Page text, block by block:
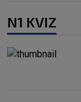
N1 KVIZ